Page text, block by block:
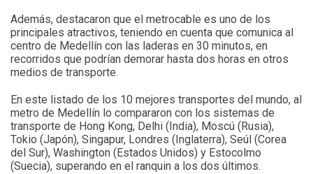
Además, destacaron que el metrocable es uno de los
principales atractivos, teniendo en cuenta que comunica al
centro de Medellín con las laderas en 30 minutos, en
recorridos que podrían demorar hasta dos horas en otros
medios de transporte.
En este listado de los 10 mejores transportes del mundo, al
metro de Medellín lo compararon con los sistemas de
transporte de Hong Kong, Delhi (India), Moscú (Rusia),
Tokio (Japón), Singapur, Londres (Inglaterra), Seúl (Corea
del Sur), Washington (Estados Unidos) y Estocolmo
(Suecia), superando en el ranquin a los dos últimos.